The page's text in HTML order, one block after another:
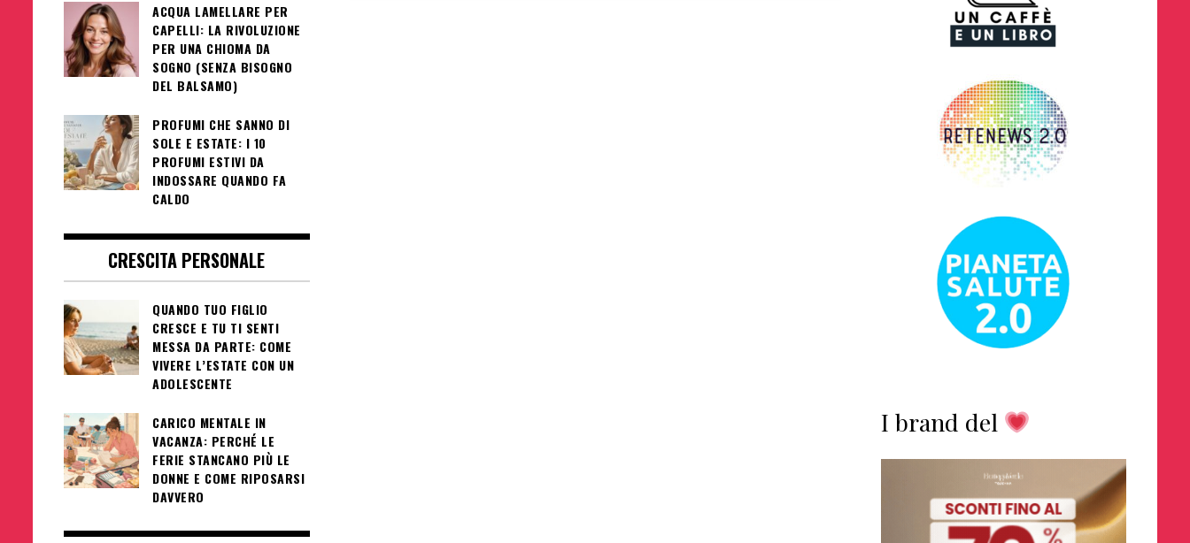
ACQUA LAMELLARE PER
CAPELLI: LA RIVOLUZIONE
PER UNA CHIOMA DA
SOGNO (SENZA BISOGNO
DEL BALSAMO)
PROFUMI CHE SANNO DI
SOLE E ESTATE: I 10
PROFUMI ESTIVI DA
INDOSSARE QUANDO FA
CALDO
CRESCITA PERSONALE
QUANDO TUO FIGLIO
CRESCE E TU TI SENTI
MESSA DA PARTE: COME
VIVERE L’ESTATE CON UN
ADOLESCENTE
CARICO MENTALE IN
VACANZA: PERCHÉ LE
FERIE STANCANO PIÙ LE
DONNE E COME RIPOSARSI
DAVVERO
I brand del